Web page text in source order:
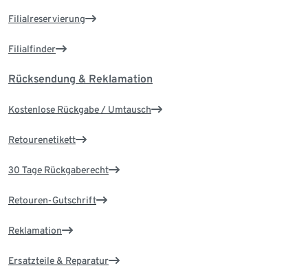
Filialreservierung
Filialfinder
Rücksendung & Reklamation
Kostenlose Rückgabe / Umtausch
Retourenetikett
30 Tage Rückgaberecht
Retouren-Gutschrift
Reklamation
Ersatzteile & Reparatur